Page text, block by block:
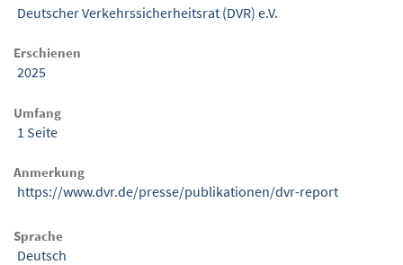
Deutscher Verkehrssicherheitsrat (DVR) e.V.
Erschienen
2025
Umfang
1 Seite
Anmerkung
https://www.dvr.de/presse/publikationen/dvr-report
Sprache
Deutsch